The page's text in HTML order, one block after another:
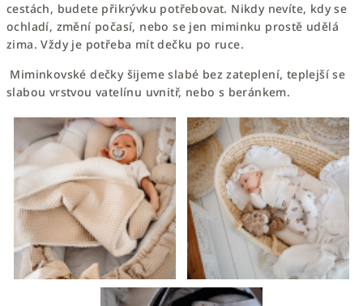
cestách, budete přikrývku potřebovat. Nikdy nevíte, kdy se
ochladí, změní počasí, nebo se jen miminku prostě udělá
zima. Vždy je potřeba mít dečku po ruce.
Miminkovské dečky šijeme slabé bez zateplení, teplejší se
slabou vrstvou vatelínu uvnitř, nebo s beránkem.